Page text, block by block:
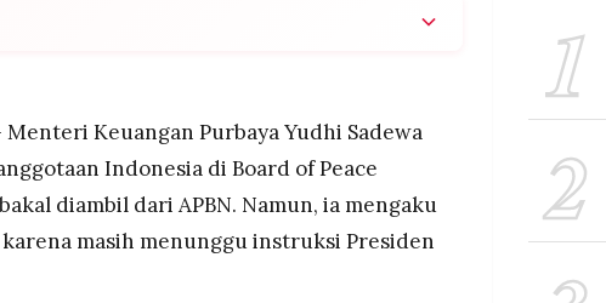
Israel.
secara detail mengenai pos anggaran atau
tersebut.
Menteri Keuangan Purbaya Yudhi Sadewa
Indonesia di Board of Peace
diambil dari APBN. Namun, ia mengaku
masih menunggu instruksi Presiden
1
2